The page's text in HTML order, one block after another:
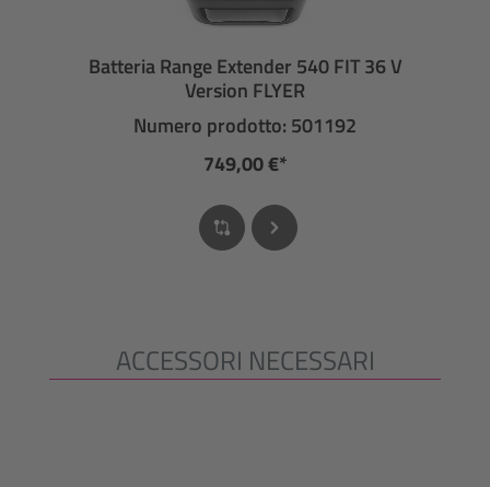
Batteria Range Extender 540 FIT 36 V
Version FLYER
Numero prodotto: 501192
749,00 €*
Salta la galleria dei prodotti
ACCESSORI NECESSARI